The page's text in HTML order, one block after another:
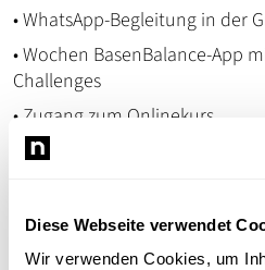
Diese Webseite verwendet
Wir verwenden Cookies, um
• WhatsApp-Begleitung in der
• Wochen BasenBalance-App
Challenges
• Zugang zum Onlinekurs
• Persönliche Begleitung &
💡Jetzt anmelden &
kurze Zeit)